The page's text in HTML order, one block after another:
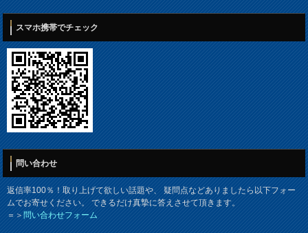
スマホ携帯でチェック
問い合わせ
返信率100％！取り上げて欲しい話題や、 疑問点などありましたら以下フォー
ムでお寄せください。 できるだけ真摯に答えさせて頂きます。
＝＞問い合わせフォーム